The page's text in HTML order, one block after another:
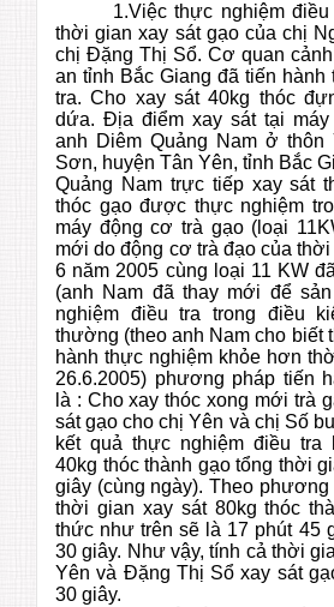
1.Việc thực nghiệm
thời gian xay sát gạo của chị
chị Đặng Thị Sổ. Cơ quan
an tỉnh Bắc Giang đã tiến hành
tra. Cho xay sát 40kg thóc
dứa. Địa điểm xay sát tại
anh Diêm Quảng Nam ở thôn
Sơn, huyện Tân Yên, tỉnh Bắc
Quảng Nam trực tiếp xay sát
thóc gạo được thực nghiệm
máy động cơ trà gạo (loại
mới do động cơ trà đạo của
6 năm 2005 cùng loại 11 KW
(anh Nam đã thay mới để
nghiệm điều tra trong điều
thường (theo anh Nam cho biết
hành thực nghiệm khỏe hơn
26.6.2005) phương pháp tiến
là : Cho xay thóc xong mới trà
sát gạo cho chị Yên và chị Số
kết quả thực nghiệm điều tra
40kg thóc thành gạo tổng thời
giây (cùng ngày). Theo phương
thời gian xay sát 80kg thóc
thức như trên sẽ là 17 phút 45
30 giây. Như vậy, tính cả thời
Yên và Đặng Thị Sổ xay sát
30 giây.